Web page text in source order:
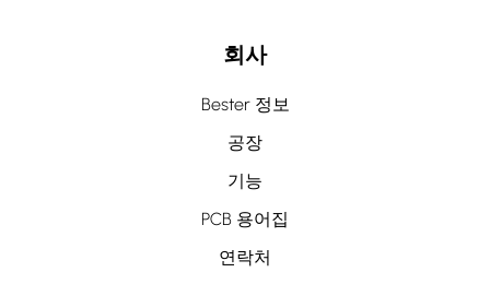
회사
Bester 정보
공장
기능
PCB 용어집
연락처